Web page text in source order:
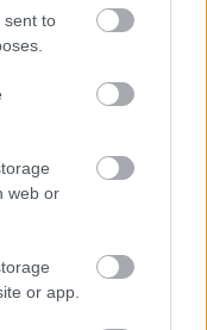
sent to
web or
or app.
yiyen
karşısında
Bu maç, golle
o özel karşılaşma